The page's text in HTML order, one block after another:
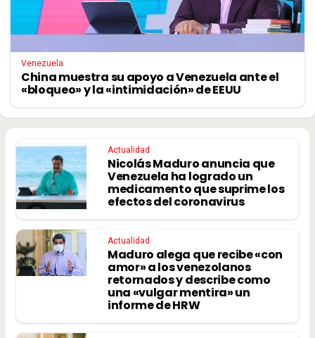
Venezuela
China muestra su apoyo a Venezuela ante el
«bloqueo» y la «intimidación» de EEUU
Actualidad
Nicolás Maduro anuncia que
Venezuela ha logrado un
medicamento que suprime los
efectos del coronavirus
Actualidad
Maduro alega que recibe «con
amor» a los venezolanos
retornados y describe como
una «vulgar mentira» un
informe de HRW